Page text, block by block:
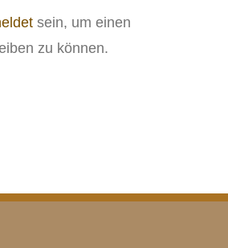
sein, um einen
zu können.